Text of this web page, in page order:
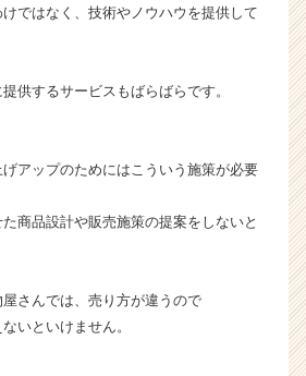
ではなく、技術やノウハウを提供して
供するサービスもばらばらです。
アップのためにはこういう施策が必要
商品設計や販売施策の提案をしないと
さんでは、売り方が違うので
いといけません。